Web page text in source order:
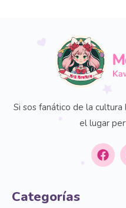
Si sos fanático de la
el lugar
Categorías